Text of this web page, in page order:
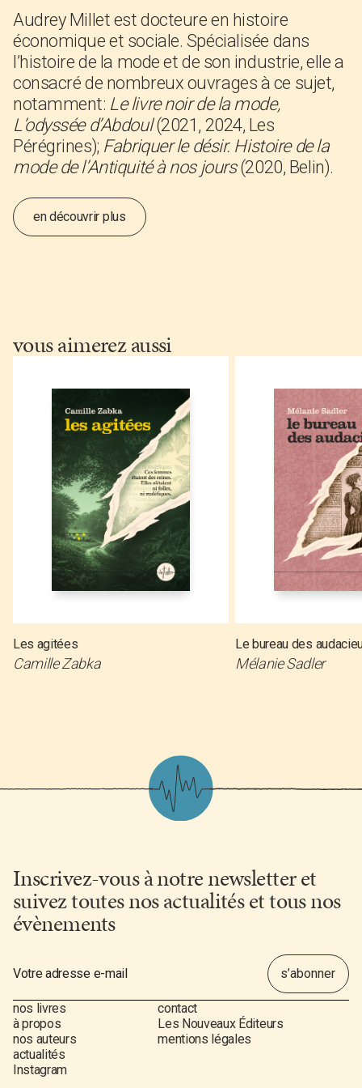
Audrey Millet est docteure en histoire
économique et sociale. Spécialisée dans
l’histoire de la mode et de son industrie, elle a
consacré de nombreux ouvrages à ce sujet,
notamment: Le livre noir de la mode,
L’odyssée d’Abdoul(2021, 2024, Les
Pérégrines); Fabriquer le désir. Histoire de la
mode de l’Antiquité à nos jours(2020, Belin).
en découvrir plus
vous aimerez aussi
Les agitées
Camille Zabka
Le bureau des
Mélanie Sadler
Inscrivez-vous à notre newsletter et
suivez toutes nos actualités et tous nos
évènements
nos livres
à propos
nos auteurs
actualités
Instagram
contact
Les Nouveaux Éditeurs
mentions légales